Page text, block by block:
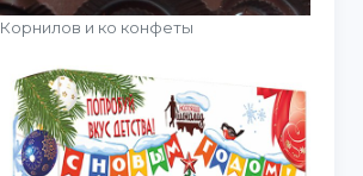
Корнилов и ко конфеты